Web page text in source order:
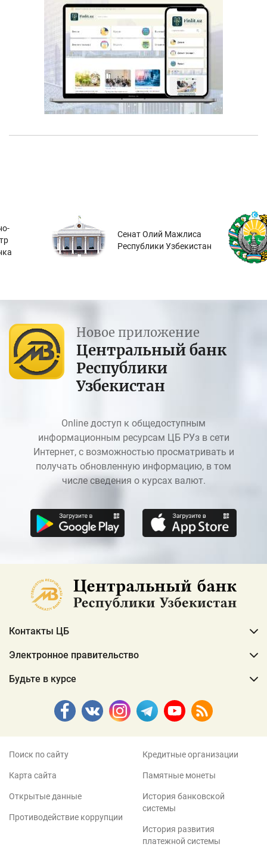
Сенат Олий Мажлиса
Республики Узбекистан
Новое приложение
Центральный банк
Республики
Узбекистан
Online доступ к общедоступным
информационным ресурсам ЦБ РУз в сети
Интернет, с возможностью просматривать и
получать обновленную информацию, в том
числе сведения о курсах валют.
Контакты ЦБ
Электронное правительство
Будьте в курсе
Поиск по сайту
Карта сайта
Открытые данные
Противодействие коррупции
Кредитные организации
Памятные монеты
История банковской
системы
История развития
платежной системы